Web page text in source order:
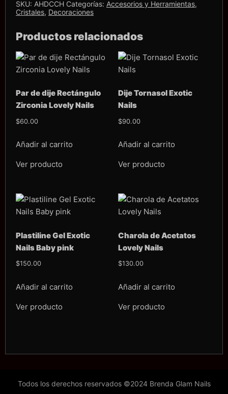
piezas
cantidad
SKU: AHDCCH Categorías: Accesorios y Herramientas,
Cristales, Decoraciones
Productos relacionados
Par de dije Rectángulo
Zirconia Lovely Nails
$60.00
Añadir al carrito
Ver producto
Dije Tornasol Exotic
Nails
$90.00
Añadir al carrito
Ver producto
Plastiline Gel Exotic
Nails Baby pink
$150.00
Añadir al carrito
Ver producto
Charola de Acetatos
Lovely Nails
$130.00
Añadir al carrito
Ver producto
Todos los derechos reservados ©2024 Brenda Glam Nails